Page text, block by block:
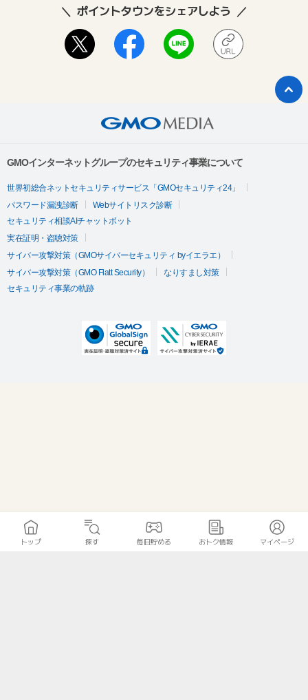
ポイントタウンをシェアしよう
GMOインターネットグループのセキュリティ事業について
世界初総合ネットセキュリティサービス「GMOセキュリティ24」
パスワード漏洩診断
Webサイトリスク診断
セキュリティ相談AIチャットボット
実在証明・盗聴対策
サイバー攻撃対策（GMOサイバーセキュリティ byイエラエ）
サイバー攻撃対策（GMO Flatt Security）
なりすまし対策
セキュリティ事業の軌跡
トップ 探す 毎日貯める おトク情報 マイページ